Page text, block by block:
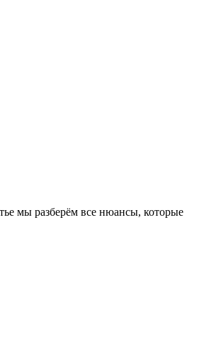
мы разберём все нюансы, которые